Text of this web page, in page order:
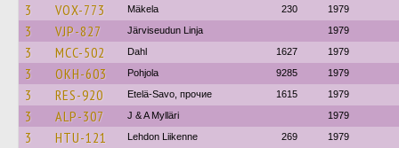
3 VOX-773 Mäkela 230 1979
3 VJP-827 Järviseudun Linja 1979
3 MCC-502 Dahl 1627 1979
3 OKH-603 Pohjola 9285 1979
3 RES-920 Etelä-Savo, прочие 1615 1979
3 ALP-307 J & A Mylläri 1979
3 HTU-121 Lehdon Liikenne 269 1979